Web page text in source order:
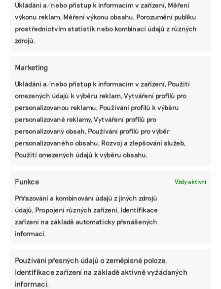
Ukládání a/nebo přístup k informacím v zařízení, Měření
výkonu reklam, Měření výkonu obsahu, Porozumění publiku
prostřednictvím statistik nebo kombinací údajů z různých
zdrojů.
Marketing
Ukládání a/nebo přístup k informacím v zařízení, Použití
omezených údajů k výběru reklam, Vytváření profilů pro
personalizovanou reklamu, Používání profilů k výběru
personalizované reklamy, Vytváření profilů pro
personalizovaný obsah, Používání profilů pro výběr
personalizovaného obsahu, Rozvoj a zlepšování služeb,
Použití omezených údajů k výběru obsahu.
Funkce Vždy aktivní
Přiřazování a kombinování údajů z jiných zdrojů
údajů, Propojení různých zařízení, Identifikace
zařízení na základě automaticky přenášených
informací.
Používání přesných údajů o zeměpisné poloze,
Identifikace zařízení na základě aktivně vyžádaných
informací.
Chodí s rýčem, pravidelně kontroluje stav
půdy a všímá si hlavně žížal. Chemie i orání
šly na Farmě Cihlář stranou
Ve středočeských Milošovicích na Kutnohorsku stojí
Farma Cihlář, kde se selská tradice snoubí s
rozvíjet poctivé zemědělství a vyrábí mléčné produkty s
Aleš Macenauer | 09. srpna 2025 | Biodiverzita,Zemědělství
bezorební ,Farma Cihlář,regenerativní zemědělství